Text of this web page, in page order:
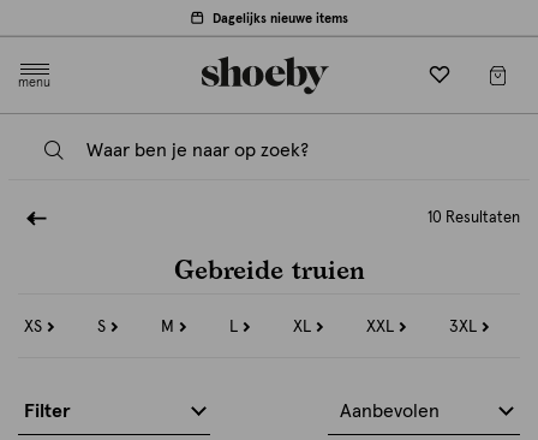
Dagelijks nieuwe items
menu
10 Resultaten
Gebreide truien
XS
Refine
S
Refine
M
Refine
L
Refine
XL
Refine
XXL
Refine
3XL
Refine
Filter Aanbevolen